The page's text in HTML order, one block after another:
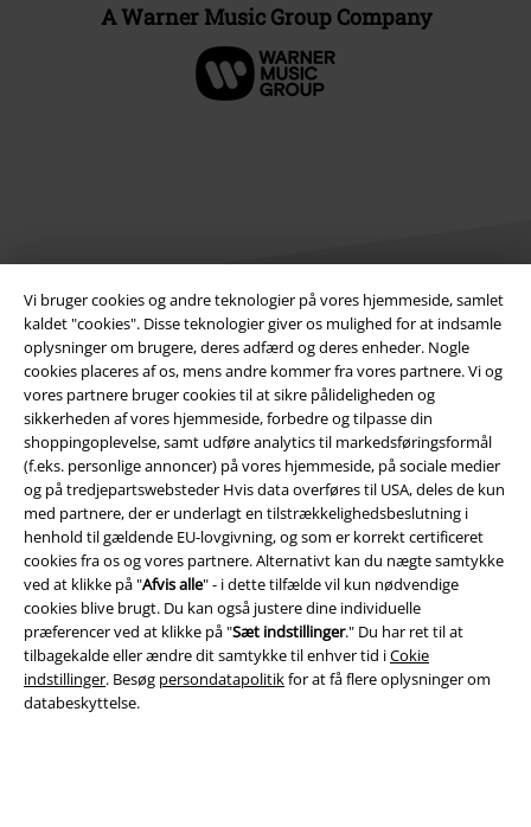
Vi bruger cookies og andre teknologier på vores hjemmeside, samlet
kaldet "cookies". Disse teknologier giver os mulighed for at indsamle
oplysninger om brugere, deres adfærd og deres enheder. Nogle
cookies placeres af os, mens andre kommer fra vores partnere. Vi og
vores partnere bruger cookies til at sikre pålideligheden og
sikkerheden af ​​vores hjemmeside, forbedre og tilpasse din
shoppingoplevelse, samt udføre analytics til markedsføringsformål
(f.eks. personlige annoncer) på vores hjemmeside, på sociale medier
og på tredjepartswebsteder Hvis data overføres til USA, deles de kun
med partnere, der er underlagt en tilstrækkelighedsbeslutning i
henhold til gældende EU-lovgivning, og som er korrekt certificeret
cookies fra os og vores partnere. Alternativt kan du nægte samtykke
ved at klikke på "Afvis alle" - i dette tilfælde vil kun nødvendige
cookies blive brugt. Du kan også justere dine individuelle
præferencer ved at klikke på "Sæt indstillinger." Du har ret til at
tilbagekalde eller ændre dit samtykke til enhver tid iCokie
indstillinger. Besøg persondatapolitikfor at få flere oplysninger om
databeskyttelse.
A Warner Music Group Company
Juridisk
Salgs-, medlems- & leveringsbetingelser
Om EMP Danmark
Persondatapolitik
Bortskaffelse af affald og miljøbeskyttelse
Overensstemmelseserklæring
Oplysninger om tilgængelighed